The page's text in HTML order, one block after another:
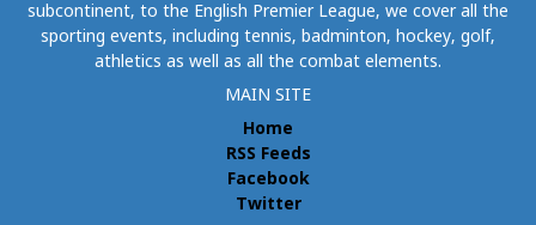
subcontinent, to the English Premier League, we cover all the
sporting events, including tennis, badminton, hockey, golf,
athletics as well as all the combat elements.
MAIN SITE
Home
RSS Feeds
Facebook
Twitter